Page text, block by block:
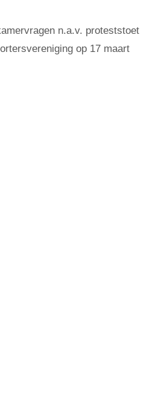
n.a.v. proteststoet
op 17 maart